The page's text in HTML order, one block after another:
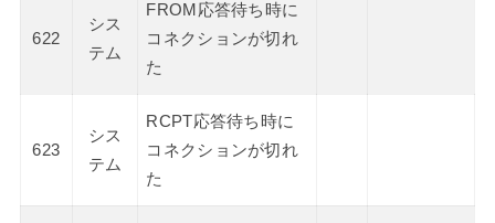
622
シス
テム
FROM応答待ち時に
コネクションが切れ
た
623
シス
テム
RCPT応答待ち時に
コネクションが切れ
た